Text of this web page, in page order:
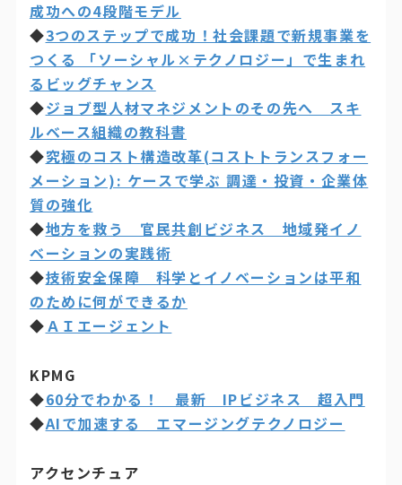
成功への4段階モデル
◆3つのステップで成功！社会課題で新規事業を
つくる 「ソーシャル×テクノロジー」で生まれ
るビッグチャンス
◆ジョブ型人材マネジメントのその先へ スキ
ルベース組織の教科書
◆究極のコスト構造改革(コストトランスフォー
メーション): ケースで学ぶ 調達・投資・企業体
質の強化
◆地方を救う 官民共創ビジネス 地域発イノ
ベーションの実践術
◆技術安全保障 科学とイノベーションは平和
のために何ができるか
◆ＡＩエージェント
KPMG
◆60分でわかる！ 最新 IPビジネス 超入門
◆AIで加速する エマージングテクノロジー
アクセンチュア